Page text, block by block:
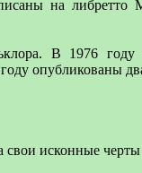
на либретто
В 1976
опубликованы
исконные